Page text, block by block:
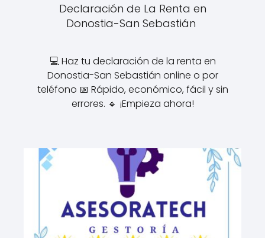
Declaración de La Renta en
Donostia-San Sebastián
💻 Haz tu declaración de la renta en
Donostia-San Sebastián online o por
teléfono 📅 Rápido, económico, fácil y sin
errores. 🔹 ¡Empieza ahora!